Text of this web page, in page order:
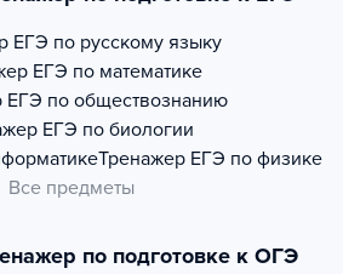
ЕГЭ по русскому языку
ЕГЭ по математике
ЕГЭ по обществознанию
ЕГЭ по биологии
Тренажер ЕГЭ по физике
Все предметы
по подготовке к ОГЭ